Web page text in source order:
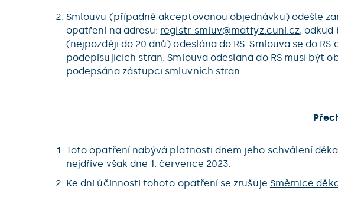
Smlouvu (případně akceptovanou objednávku) odešle
opatření na adresu: registr-smluv@matfyz.cuni.cz, odkud
(nejpozději do 20 dnů) odeslána do RS. Smlouva se do
podepisujících stran. Smlouva odeslaná do RS musí být
podepsána zástupci smluvních stran.
Toto opatření nabývá platnosti dnem jeho schválení
nejdříve však dne 1. července 2023.
Ke dni účinnosti tohoto opatření se zrušuje Směrnice